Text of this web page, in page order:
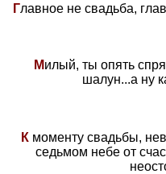
Главное не свадьба,
Милый, ты опять
шалун...а ну
К моменту свадьбы,
седьмом небе от